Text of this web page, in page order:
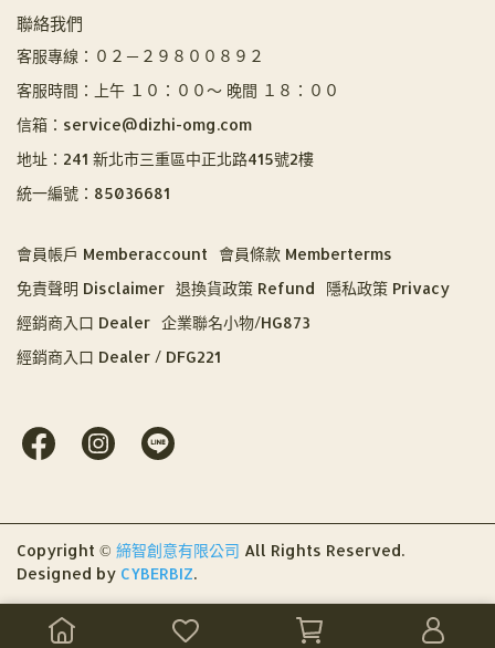
聯絡我們
客服專線：０２－２９８００８９２
客服時間：上午 １０：００～ 晚間 １８：００
信箱：service@dizhi-omg.com
地址：241 新北市三重區中正北路415號2樓
統一編號：85036681
會員帳戶 Memberaccount
會員條款 Memberterms
免責聲明 Disclaimer 退換貨政策 Refund
隱私政策 Privacy
經銷商入口 Dealer 企業聯名小物/HG873
經銷商入口 Dealer / DFG221
Copyright © 締智創意有限公司 All Rights Reserved.
Designed by CYBERBIZ.